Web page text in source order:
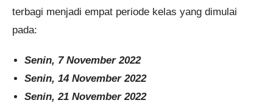
terbagi menjadi empat periode kelas yang dimulai
pada:
Senin, 7 November 2022
Senin, 14 November 2022
Senin, 21 November 2022